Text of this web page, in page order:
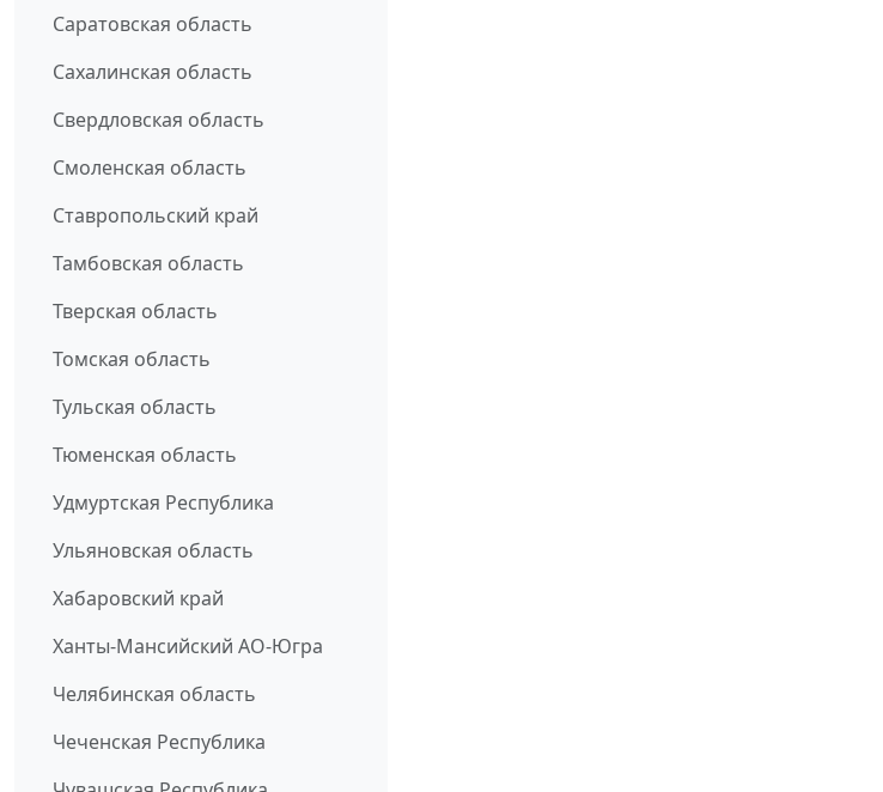
Саратовская область
Сахалинская область
Свердловская область
Смоленская область
Ставропольский край
Тамбовская область
Тверская область
Томская область
Тульская область
Тюменская область
Удмуртская Республика
Ульяновская область
Хабаровский край
Ханты-Мансийский АО-Югра
Челябинская область
Чеченская Республика